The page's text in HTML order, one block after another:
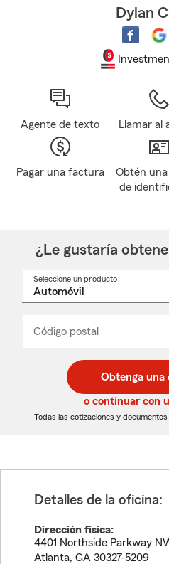
Dylan
Agente de texto Llamar al
Pagar una factura
Obtén
de
¿Le gustaría
Seleccione un producto
desplegable
Código postal
de
5
dígitos
de
5
dígitos
_____
Obtenga una
o continuar con
Todas las cotizaciones y
Detalles de la oficina:
Dirección física:
4401 Northside Parkway
Atlanta, GA 30327-5209